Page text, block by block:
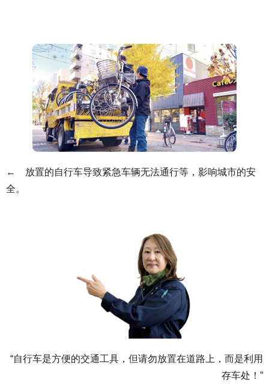
← 放置的自行车导致紧急车辆无法通行等，影响城市的安
全。
“自行车是方便的交通工具，但请勿放置在道路上，而是利用
存车处！”